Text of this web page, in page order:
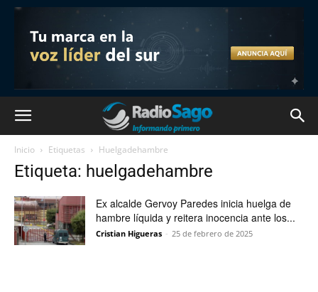
Inicio Etiquetas Huelgadehambre
Etiqueta: huelgadehambre
Ex alcalde Gervoy Paredes inicia huelga de
hambre líquida y reitera inocencia ante los...
Cristian Higueras - 25 de febrero de 2025